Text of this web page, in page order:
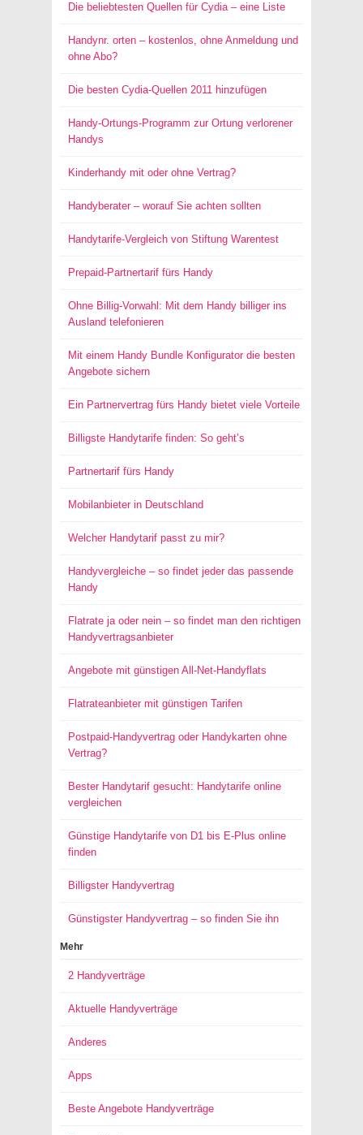
Die beliebtesten Quellen für Cydia – eine Liste
Handynr. orten – kostenlos, ohne Anmeldung und
ohne Abo?
Die besten Cydia-Quellen 2011 hinzufügen
Handy-Ortungs-Programm zur Ortung verlorener
Handys
Kinderhandy mit oder ohne Vertrag?
Handyberater – worauf Sie achten sollten
Handytarife-Vergleich von Stiftung Warentest
Prepaid-Partnertarif fürs Handy
Ohne Billig-Vorwahl: Mit dem Handy billiger ins
Ausland telefonieren
Mit einem Handy Bundle Konfigurator die besten
Angebote sichern
Ein Partnervertrag fürs Handy bietet viele Vorteile
Billigste Handytarife finden: So geht’s
Partnertarif fürs Handy
Mobilanbieter in Deutschland
Welcher Handytarif passt zu mir?
Handyvergleiche – so findet jeder das passende
Handy
Flatrate ja oder nein – so findet man den richtigen
Handyvertragsanbieter
Angebote mit günstigen All-Net-Handyflats
Flatrateanbieter mit günstigen Tarifen
Postpaid-Handyvertrag oder Handykarten ohne
Vertrag?
Bester Handytarif gesucht: Handytarife online
vergleichen
Günstige Handytarife von D1 bis E-Plus online
finden
Billigster Handyvertrag
Günstigster Handyvertrag – so finden Sie ihn
Mehr
2 Handyverträge
Aktuelle Handyverträge
Anderes
Apps
Beste Angebote Handyverträge